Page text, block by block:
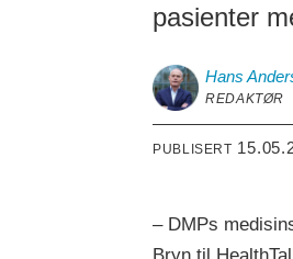
pasienter
Hans
REDAKTØR
PUBLISERT
– DMPs